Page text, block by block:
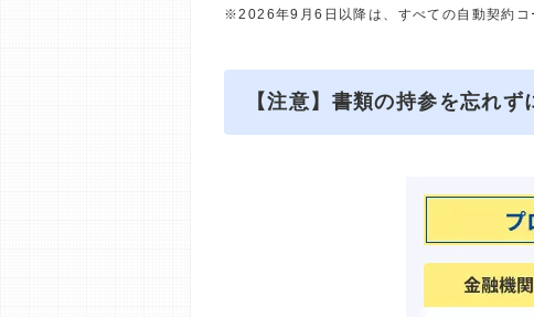
※2026年9月6日以降は、すべての自動契約コ
【注意】書類の持参を忘れず